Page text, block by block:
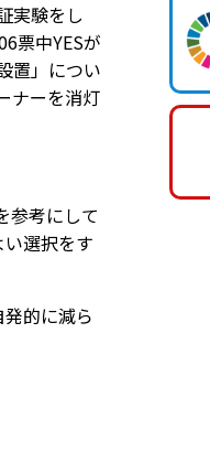
実験をし
票中YESが
置」につい
ナーを消灯
参考にして
選択をす
的に減ら